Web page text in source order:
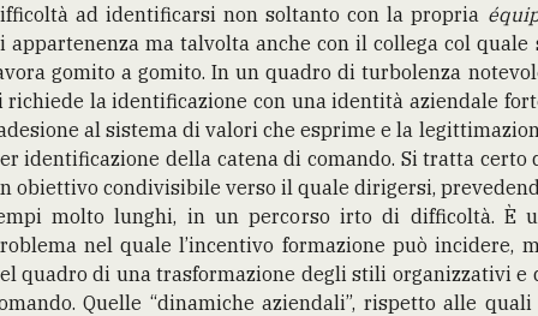
ad identificarsi non soltanto con la propria
appartenenza ma talvolta anche con il collega col quale
gomito a gomito. In un quadro di turbolenza
richiede la identificazione con una identità aziendale
al sistema di valori che esprime e la
identificazione della catena di comando. Si tratta certo
obiettivo condivisibile verso il quale dirigersi,
molto lunghi, in un percorso irto di difficoltà. È
nel quale l’incentivo formazione può incidere,
quadro di una trasformazione degli stili organizzativi e
Quelle “dinamiche aziendali”, rispetto alle quali